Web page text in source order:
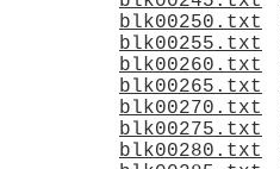
blk00250.txt
blk00255.txt
blk00260.txt
blk00265.txt
blk00270.txt
blk00275.txt
blk00280.txt